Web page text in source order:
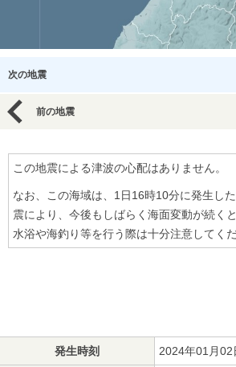
次の地震
前の地震
この地震による津波の心配はありません。
なお、この海域は、1日16時10分に発生し
震により、今後もしばらく海面変動が続く
水浴や海釣り等を行う際は十分注意してくだ
発生時刻 2024年01月